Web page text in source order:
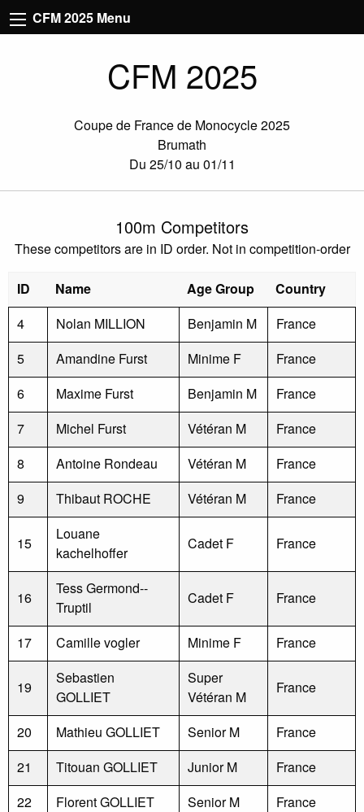
CFM 2025 Menu
CFM 2025
Coupe de France de Monocycle 2025
Brumath
Du 25/10 au 01/11
100m Competitors
These competitors are in ID order. Not in competition-order
ID Name Age Group
Country
4
Nolan MILLION Benjamin M
France
5
Amandine Furst Minime F
France
6
Maxime Furst Benjamin M
France
7
Michel Furst Vétéran M
France
8
Antoine Rondeau Vétéran M
France
9
Thibaut ROCHE Vétéran M France
15
Louane
kachelhoffer
Cadet F France
16
Tess Germond--
Truptil
Cadet F France
17 Camille vogler Minime F France
19
Sebastien
GOLLIET
Super
Vétéran M
France
20 Mathieu GOLLIET Senior M
France
21
Titouan GOLLIET Junior M
France
22
Florent GOLLIET Senior M
France